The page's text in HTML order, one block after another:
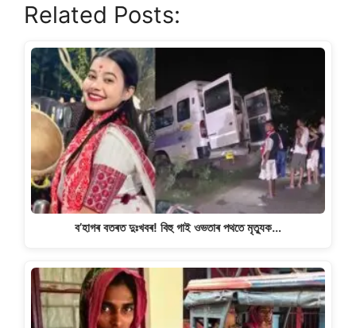
at
s
A
p
p
c
e
b
o
o
k
e
gr
a
m
y
n
k
e
Related Posts:
ব’হাগৰ বতৰত দুঃখবৰ! বিহু গাই ওভতাৰ পথতে মৃত্যুক…